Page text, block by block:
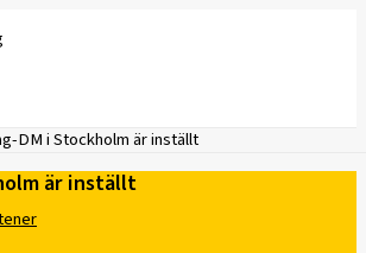
DM i Stockholm är inställt
är inställt